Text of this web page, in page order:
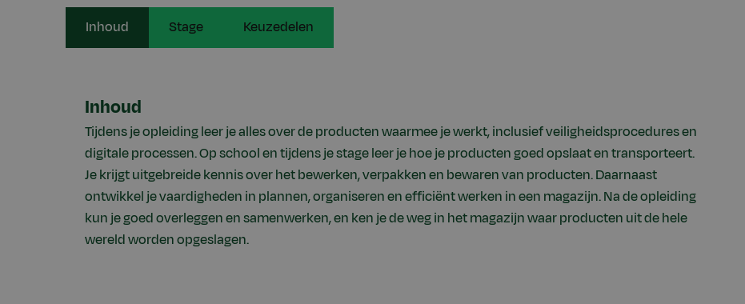
Inhoud Stage Keuzedelen
Inhoud
Tijdens je opleiding leer je alles over de producten waarmee je werkt, inclusief veiligheidsprocedures en
digitale processen. Op school en tijdens je stage leer je hoe je producten goed opslaat en transporteert.
Je krijgt uitgebreide kennis over het bewerken, verpakken en bewaren van producten. Daarnaast
ontwikkel je vaardigheden in plannen, organiseren en efficiënt werken in een magazijn. Na de opleiding
kun je goed overleggen en samenwerken, en ken je de weg in het magazijn waar producten uit de hele
wereld worden opgeslagen.